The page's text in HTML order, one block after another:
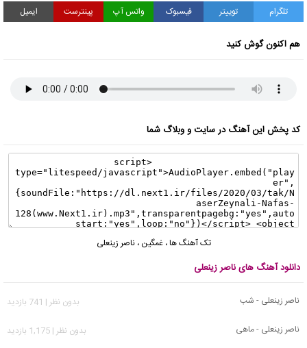
تلگرام توییتر فیسبوک واتس آپ پینترست ایمیل
هم اکنون گوش کنید
کد پخش این آهنگ در سایت و وبلاگ شما
تک آهنگ ها،غمگین ،ناصر زینعلی
دانلود آهنگ های ناصر زینعلی
ناصر زینعلی - شب
بدون نظر | 741 بازدید
ناصر زینعلی - ماهی
بدون نظر | 1,175 بازدید